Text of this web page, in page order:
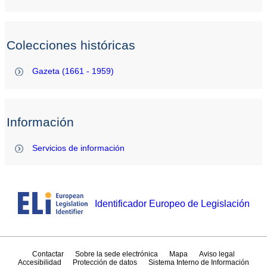
Colecciones históricas
Gazeta (1661 - 1959)
Información
Servicios de información
Identificador Europeo de Legislación
Contactar Sobre la sede electrónica Mapa
Aviso legal
Accesibilidad
Protección de datos Sistema Interno de Información